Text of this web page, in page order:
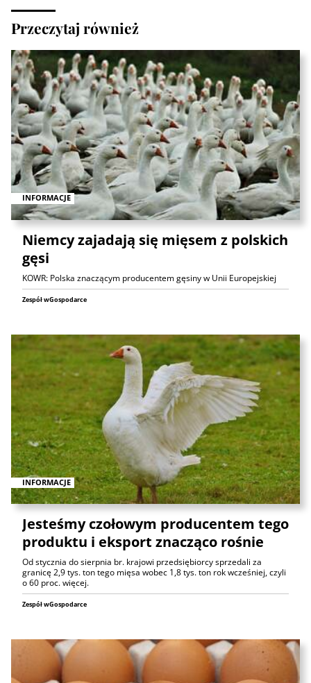
Przeczytaj również
INFORMACJE
Niemcy zajadają się mięsem z polskich
gęsi
KOWR: Polska znaczącym producentem gęsiny w Unii Europejskiej
Zespół wGospodarce
INFORMACJE
Jesteśmy czołowym producentem tego
produktu i eksport znacząco rośnie
Od stycznia do sierpnia br. krajowi przedsiębiorcy sprzedali za
granicę 2,9 tys. ton tego mięsa wobec 1,8 tys. ton rok wcześniej, czyli
o 60 proc. więcej.
Zespół wGospodarce